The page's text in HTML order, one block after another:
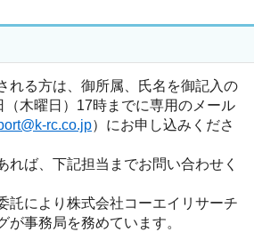
れる方は、御所属、氏名を御記入の
（木曜日）17時までに専用のメール
rc.co.jp）にお申し込みくださ
れば、下記担当までお問い合わせく
託により株式会社コーエイリサーチ
が事務局を務めています。